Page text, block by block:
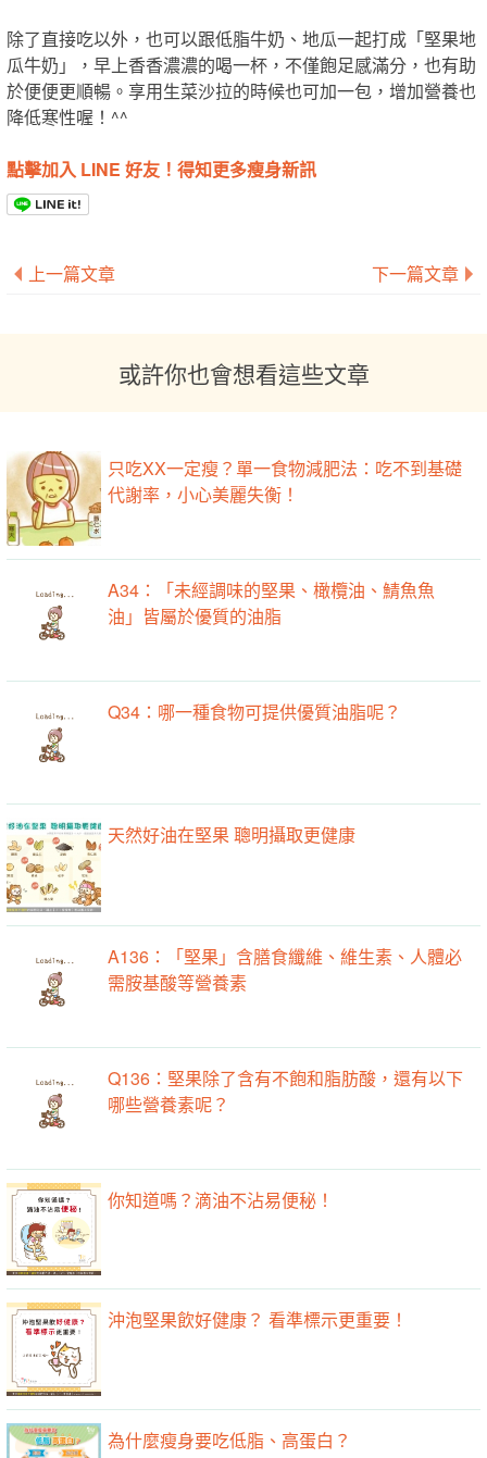
除了直接吃以外，也可以跟低脂牛奶、地瓜一起打成「堅果地
瓜牛奶」，早上香香濃濃的喝一杯，不僅飽足感滿分，也有助
於便便更順暢。享用生菜沙拉的時候也可加一包，增加營養也
降低寒性喔！^^
點擊加入 LINE 好友！得知更多瘦身新訊
上一篇文章 下一篇文章
或許你也會想看這些文章
只吃XX一定瘦？單一食物減肥法：吃不到基礎
代謝率，小心美麗失衡！
A34：「未經調味的堅果、橄欖油、鯖魚魚
油」皆屬於優質的油脂
Q34：哪一種食物可提供優質油脂呢？
天然好油在堅果 聰明攝取更健康
A136：「堅果」含膳食纖維、維生素、人體必
需胺基酸等營養素
Q136：堅果除了含有不飽和脂肪酸，還有以下
哪些營養素呢？
你知道嗎？滴油不沾易便秘！
沖泡堅果飲好健康？ 看準標示更重要！
為什麼瘦身要吃低脂、高蛋白？